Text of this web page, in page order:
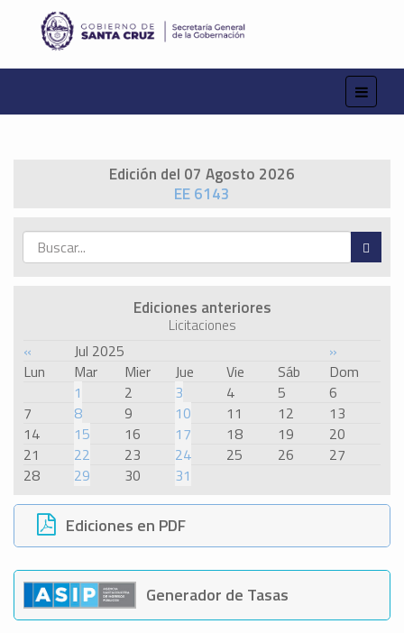
Edición del 07 Agosto 2026
EE 6143
Ediciones anteriores
Licitaciones
« Jul 2025
»
Lun
Mar Mier Jue Vie Sáb
Dom
1
2 3 4 5
6
7
8 9 10 11 12
13
14
15 16 17 18 19
20
21
22 23 24 25 26
27
28
29 30 31
Ediciones en PDF
Generador de Tasas